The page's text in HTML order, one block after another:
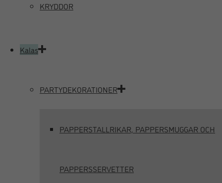
KRYDDOR
Kalas
PARTYDEKORATIONER
PAPPERSTALLRIKAR, PAPPERSMUGGAR OCH
PAPPERSSERVETTER